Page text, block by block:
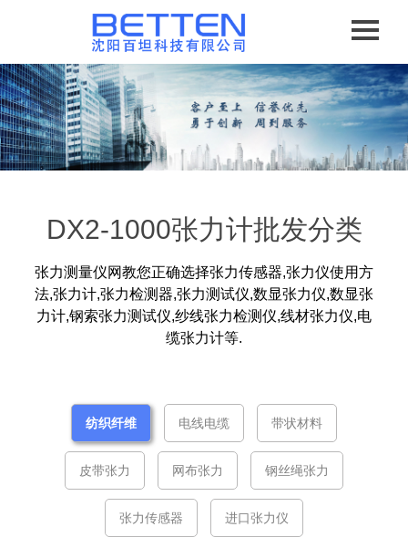
DX2-1000张力计批发分类
张力测量仪网教您正确选择张力传感器,张力仪使用方
法,张力计,张力检测器,张力测试仪,数显张力仪,数显张
力计,钢索张力测试仪,纱线张力检测仪,线材张力仪,电
缆张力计等.
纺织纤维 电线电缆 带状材料
皮带张力 网布张力 钢丝绳张力
张力传感器 进口张力仪